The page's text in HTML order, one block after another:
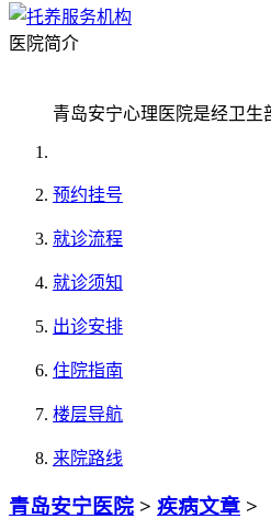
医院简介
青岛安宁心理医院是经卫
预约挂号
就诊流程
就诊须知
出诊安排
住院指南
楼层导航
来院路线
青岛安宁医院 > 疾病文章 >